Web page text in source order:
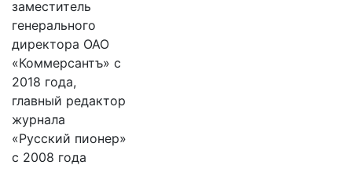
заместитель
генерального
директора ОАО
«Коммерсантъ» с
2018 года,
главный редактор
журнала
«Русский пионер»
с 2008 года